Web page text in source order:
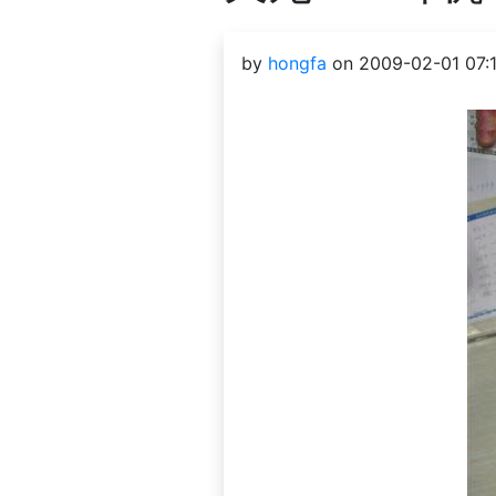
by hongfa on 2009-02-01